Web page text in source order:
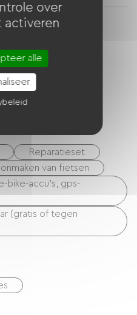
Reparatieset
van fietsen
bike-accu's, gps-
(gratis of tegen
over
alle